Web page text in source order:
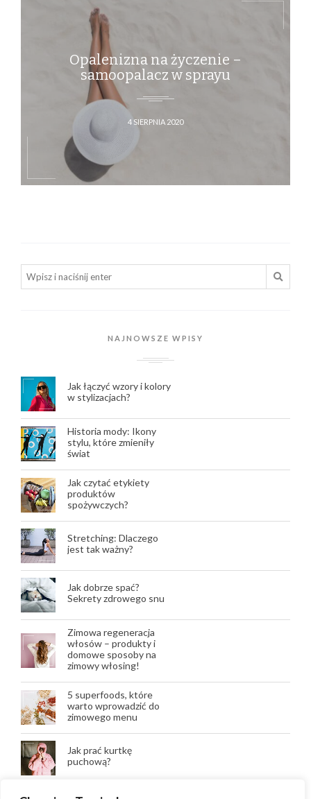
Opalenizna na życzenie –
samoopalacz w sprayu
4 SIERPNIA 2020
NAJNOWSZE WPISY
Jak łączyć wzory i kolory
w stylizacjach?
Historia mody: Ikony
stylu, które zmieniły
świat
Jak czytać etykiety
produktów
spożywczych?
Stretching: Dlaczego
jest tak ważny?
Jak dobrze spać?
Sekrety zdrowego snu
Zimowa regeneracja
włosów – produkty i
domowe sposoby na
zimowy włosing!
5 superfoods, które
warto wprowadzić do
zimowego menu
Jak prać kurtkę
puchową?
Wegańskie dania